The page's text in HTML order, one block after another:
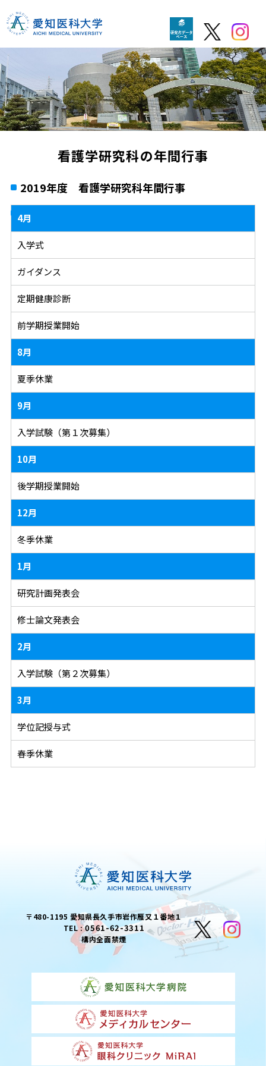
看護学研究科の年間行事
2019年度 看護学研究科年間行事
4月
入学式
ガイダンス
定期健康診断
前学期授業開始
8月
夏季休業
9月
入学試験（第１次募集）
10月
後学期授業開始
12月
冬季休業
1月
研究計画発表会
修士論文発表会
2月
入学試験（第２次募集）
3月
学位記授与式
春季休業
〒480-1195 愛知県長久手市岩作雁又１番地１
TEL :0561-62-3311
構内全面禁煙